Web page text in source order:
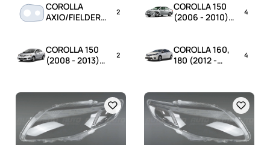
COROLLA
AXIO/FIELDER
2
COROLLA 150
(2006 - 2010)
4
COROLLA 150
(2008 - 2013)
2
COROLLA 160,
180 (2012 -
4